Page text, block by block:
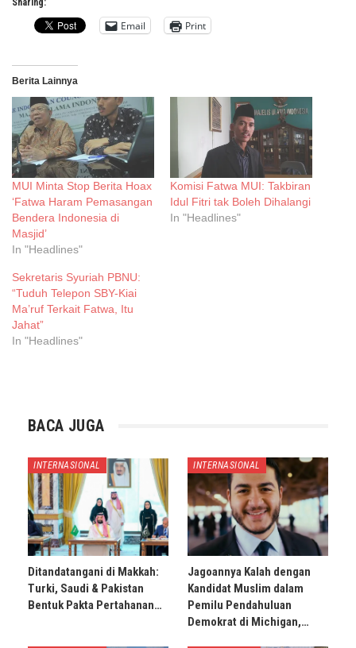
Sharing:
Email Print
Berita Lainnya
MUI Minta Stop Berita Hoax
‘Fatwa Haram Pemasangan
Bendera Indonesia di
Masjid’
In "Headlines"
Komisi Fatwa MUI: Takbiran
Idul Fitri tak Boleh Dihalangi
In "Headlines"
Sekretaris Syuriah PBNU:
“Tuduh Telepon SBY-Kiai
Ma’ruf Terkait Fatwa, Itu
Jahat”
In "Headlines"
BACA JUGA
INTERNASIONAL
Ditandatangani di Makkah:
Turki, Saudi & Pakistan
Bentuk Pakta Pertahanan…
INTERNASIONAL
Jagoannya Kalah dengan
Kandidat Muslim dalam
Pemilu Pendahuluan
Demokrat di Michigan,…